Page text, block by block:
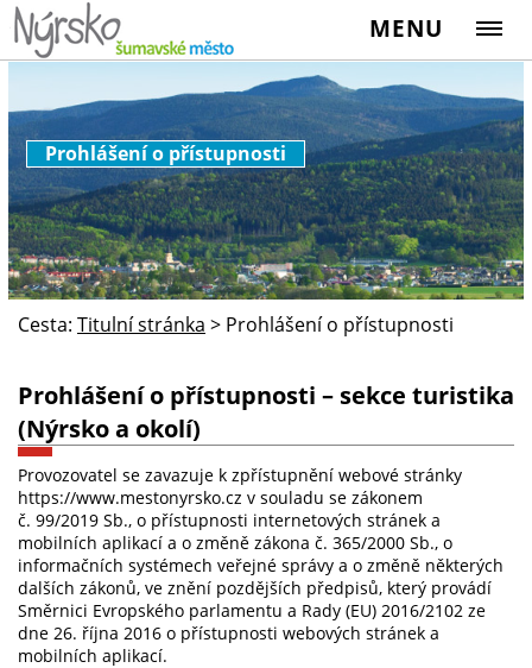
MENU
Prohlášení o přístupnosti
Cesta: Titulní stránka > Prohlášení o přístupnosti
Prohlášení o přístupnosti – sekce turistika
(Nýrsko a okolí)
Provozovatel se zavazuje k zpřístupnění webové stránky
https://www.mestonyrsko.cz v souladu se zákonem
č. 99/2019 Sb., o přístupnosti internetových stránek a
mobilních aplikací a o změně zákona č. 365/2000 Sb., o
informačních systémech veřejné správy a o změně některých
dalších zákonů, ve znění pozdějších předpisů, který provádí
Směrnici Evropského parlamentu a Rady (EU) 2016/2102 ze
dne 26. října 2016 o přístupnosti webových stránek a
mobilních aplikací.